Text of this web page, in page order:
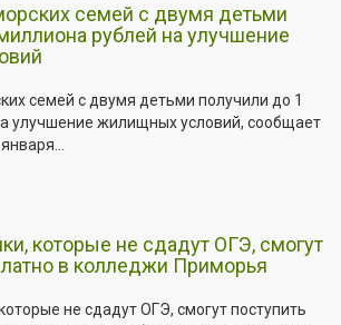
семей с двумя детьми
рублей на улучшение
семей с двумя детьми получили до 1
улучшение жилищных условий, сообщает
которые не сдадут ОГЭ, смогут
в колледжи Приморья
не сдадут ОГЭ, смогут поступить